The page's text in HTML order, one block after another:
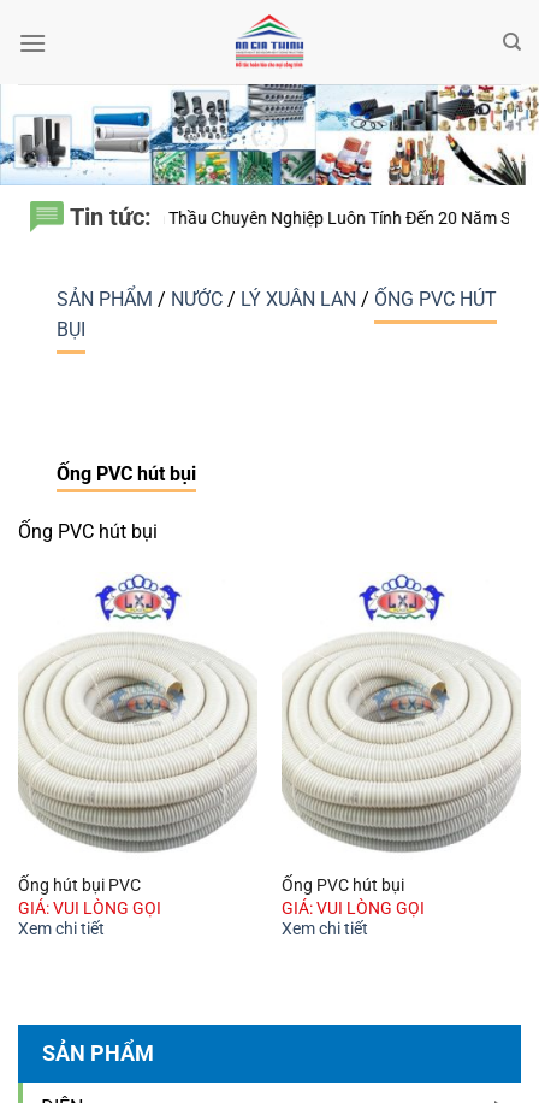
qua
Tin tức:
– Vì Sao Nhà Thầu Chuyên Nghiệp Luôn Tính Đến 20 Năm Sử Dụng
SẢN PHẨM / NƯỚC / LÝ XUÂN LAN / ỐNG PVC HÚT
BỤI
SẢN PHẨM
Ống PVC hút bụi
Ống PVC hút bụi
Ống hút bụi PVC
GIÁ: VUI LÒNG GỌI
Xem chi tiết
Ống PVC hút bụi
GIÁ: VUI LÒNG GỌI
Xem chi tiết